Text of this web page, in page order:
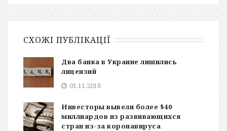
СХОЖІ ПУБЛІКАЦІЇ
Два банка в Украине лишились
лицензий
01.11.2018
Инвесторы вывели более $40
миллиардов из развивающихся
стран из-за коронавируса